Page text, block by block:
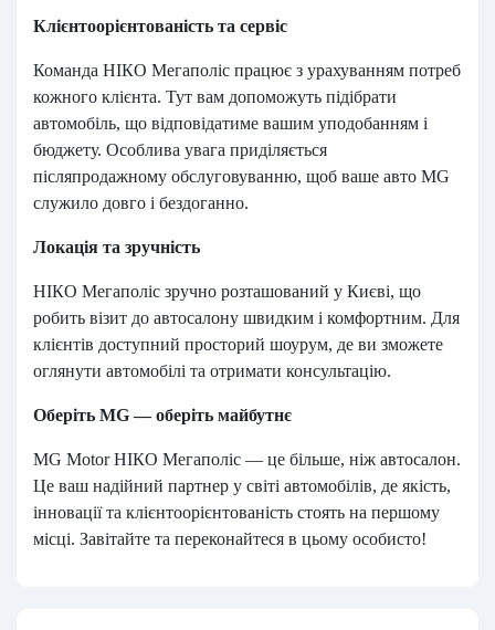
Клієнтоорієнтованість та сервіс
Команда НІКО Мегаполіс працює з урахуванням потреб
кожного клієнта. Тут вам допоможуть підібрати
автомобіль, що відповідатиме вашим уподобанням і
бюджету. Особлива увага приділяється
післяпродажному обслуговуванню, щоб ваше авто MG
служило довго і бездоганно.
Локація та зручність
НІКО Мегаполіс зручно розташований у Києві, що
робить візит до автосалону швидким і комфортним. Для
клієнтів доступний просторий шоурум, де ви зможете
оглянути автомобілі та отримати консультацію.
Оберіть MG — оберіть майбутнє
MG Motor НІКО Мегаполіс — це більше, ніж автосалон.
Це ваш надійний партнер у світі автомобілів, де якість,
інновації та клієнтоорієнтованість стоять на першому
місці. Завітайте та переконайтеся в цьому особисто!